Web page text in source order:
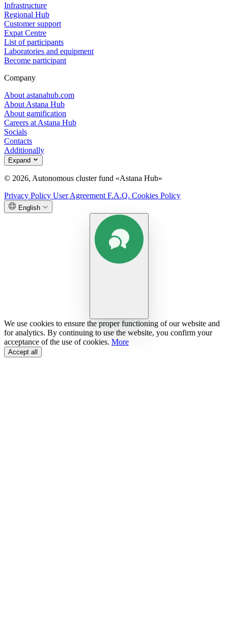
Infrastructure
Regional Hub
Customer support
Expat Centre
List of participants
Laboratories and equipment
Become participant
Company
About astanahub.com
About Astana Hub
About gamification
Careers at Astana Hub
Socials
Contacts
Additionally
Expand
© 2026, Autonomous cluster fund «Astana Hub»
Privacy Policy User Agreement F.A.Q. Cookies Policy
English
We use cookies to ensure the proper functioning of our website and
for analytics. By continuing to use the website, you confirm your
acceptance of the use of cookies. More
Accept all